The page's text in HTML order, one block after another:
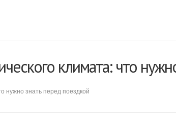
климата: что
нужно знать перед поездкой